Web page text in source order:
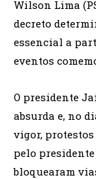
Wilson Lima
decreto
essencial a
eventos
O presidente
absurda e, no
vigor,
pelo
bloquearam